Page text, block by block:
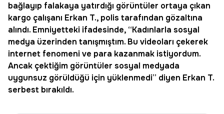
bağlayıp falakaya yatırdığı görüntüler ortaya çıkan
kargo çalışanı Erkan T., polis tarafından gözaltına
alındı. Emniyetteki ifadesinde, “Kadınlarla sosyal
medya üzerinden tanışmıştım. Bu videoları çekerek
internet fenomeni ve para kazanmak istiyordum.
Ancak çektiğim görüntüler sosyal medyada
uygunsuz görüldüğü için yüklenmedi” diyen Erkan T.
serbest bırakıldı.